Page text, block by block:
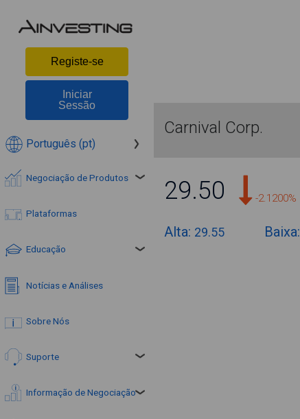
Registe-se
Iniciar
Sessão
Português (pt)
Negociação de Produtos
Plataformas
Educação
Notícias e Análises
Sobre Nós
Suporte
Informação de Negociação
Carnival Corp.
29.50 -2.1200%
Alta: 29.55 Baixa: